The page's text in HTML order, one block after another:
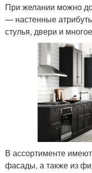
При желании можно
— настенные
стулья, двери и
В ассортименте
фасады, а также из